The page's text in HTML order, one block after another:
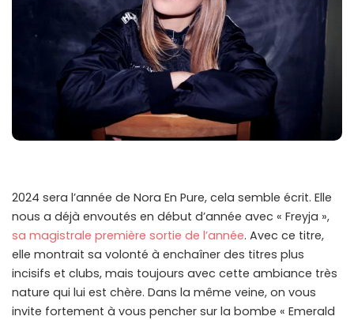
2024 sera l’année de Nora En Pure, cela semble écrit. Elle
nous a déjà envoutés en début d’année avec « Freyja »,
sa magistrale première sortie de l’année. Avec ce titre,
elle montrait sa volonté à enchaîner des titres plus
incisifs et clubs, mais toujours avec cette ambiance très
nature qui lui est chère. Dans la même veine, on vous
invite fortement à vous pencher sur la bombe « Emerald